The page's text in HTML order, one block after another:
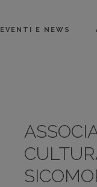
EVENTI E NEWS